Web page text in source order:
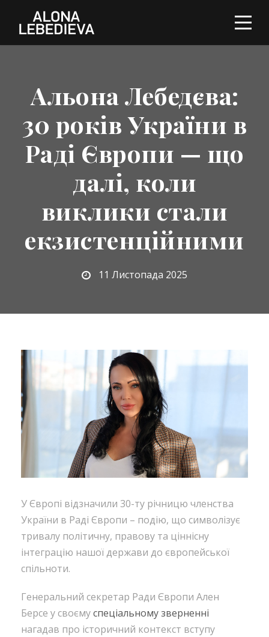
Альона Лебедєва:
30 років України в
Раді Європи — що
далі, коли
виклики стали
екзистенційними
11 Листопада 2025
У Європі відзначили 30-ту річницю членства
України в Раді Європи – подію, що символізує
тривалу політичну, правову та ціннісну
інтеграцію нашої держави до європейської
спільноти.
Генеральний секретар Ради Європи Ален
Берсе у своємуспеціальному зверненні
нагадав про історичний контекст вступу